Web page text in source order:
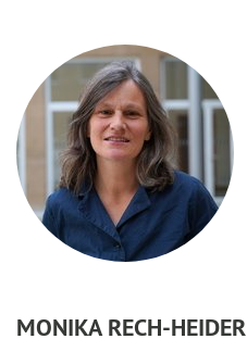
MONIKA RECH-HEIDER